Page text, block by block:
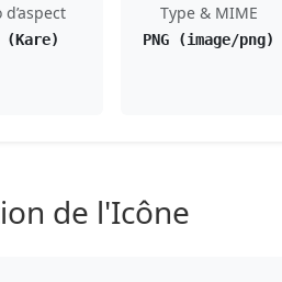
d’aspect
(Kare)
Type & MIME
PNG (image/png)
de l'Icône